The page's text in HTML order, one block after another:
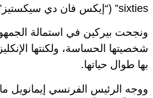
sixties” (“إيكس فان دي سيكستيز”) عام 1978.
ونجحت بيركين في استمالة
شخصيتها الحساسة، ولكنتها
بها طوال حياتها.
ووجه الرئيس الفرنسي إيمانويل